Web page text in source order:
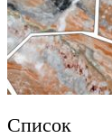
Список